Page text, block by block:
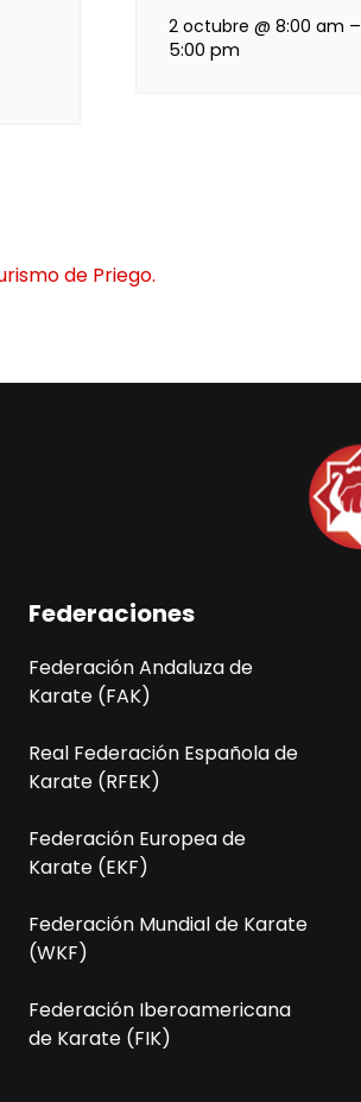
2 octubre @ 8:00 am –
5:00 pm
de Priego.
Federaciones
Federación Andaluza de
Karate (FAK)
Real Federación Española de
Karate (RFEK)
Federación Europea de
Karate (EKF)
Federación Mundial de Karate
(WKF)
Federación Iberoamericana
de Karate (FIK)